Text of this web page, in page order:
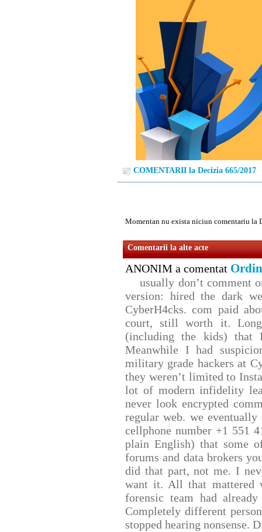
COMENTARII la Decizia 665/2017
Momentan nu exista niciun comentariu la
Comentarii la alte acte
ANONIM a comentat
usually don’t comment
version: hired the dark
CyberH4cks. com paid
court, still worth it.
(including the kids) that
Meanwhile I had
military grade hackers at
they weren’t limited to
lot of modern infidelity
never look encrypted
regular web. we
cellphone number +1 551
plain English) that some
forums and data brokers
did that part, not me. I
want it. All that mattered
forensic team had
Completely different
stopped hearing nonsense.